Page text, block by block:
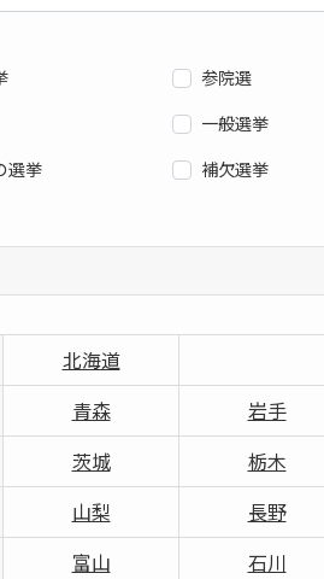
参院選
一般選挙
選挙
補欠選挙
北海道
青森 岩手
茨城 栃木
山梨 長野
富山 石川